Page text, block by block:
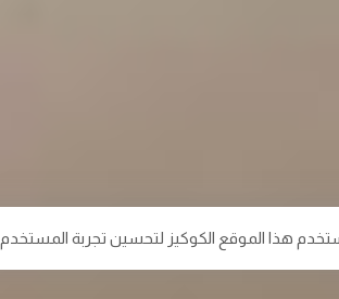
هذا الموقع الكوكيز لتحسين تجربة المستخدم.